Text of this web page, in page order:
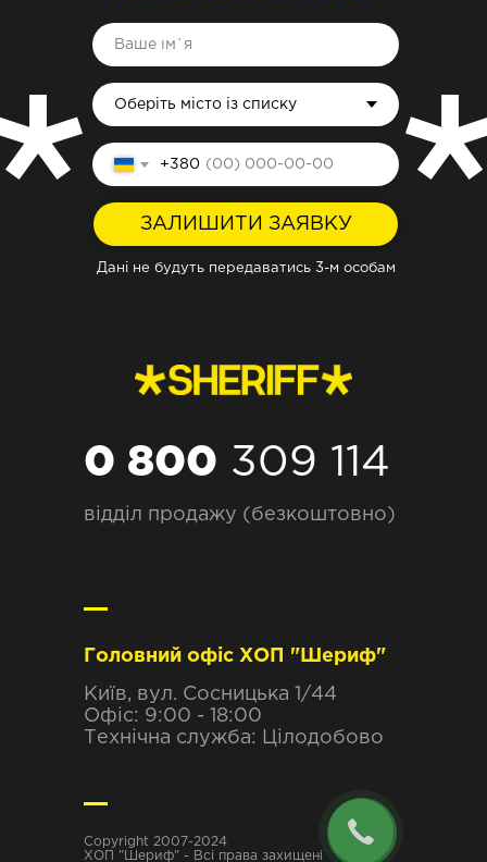
+380
ЗАЛИШИТИ ЗАЯВКУ
Дані не будуть передаватись 3-м особам
0 800 309 114
Головний офіс ХОП "Шериф"
Київ, вул. Сосницька 1/44
Офіс: 9:00 - 18:00
Технічна служба: Цілодобово
відділ продажу (безкоштовно)
Copyright 2007-2024
ХОП "Шериф" - Всі права захищені